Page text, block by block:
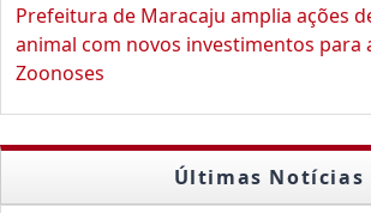
Prefeitura de Maracaju amplia ações
animal com novos investimentos para
Zoonoses
Últimas Notícias